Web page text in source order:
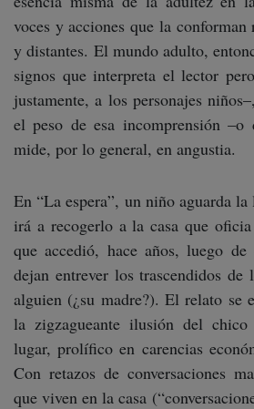
voces y acciones que la
y distantes. El mundo adulto,
signos que interpreta el lector
justamente, a los personajes
el peso de esa incomprensión –o
mide, por lo general, en angustia.
En “La espera”, un niño aguarda
irá a recogerlo a la casa que
que accedió, hace años, luego
dejan entrever los trascendidos de
alguien (¿su madre?). El relato se
la zigzagueante ilusión del
lugar, prolífico en carencias
Con retazos de conversaciones
que viven en la casa